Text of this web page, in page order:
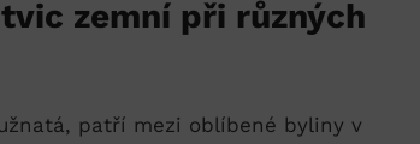
zemní při různých
patří⁣ mezi oblíbené byliny v